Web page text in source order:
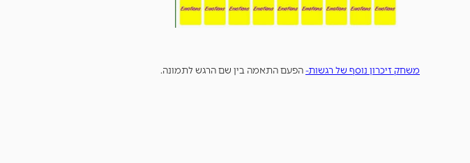
משחק זיכרון נוסף של רגשות-הפעם התאמה בין שם הרגש לתמונה.